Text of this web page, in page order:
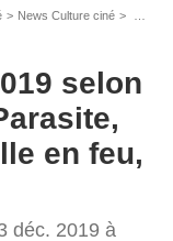
News Culture ciné
selon
en feu,
déc. 2019 à